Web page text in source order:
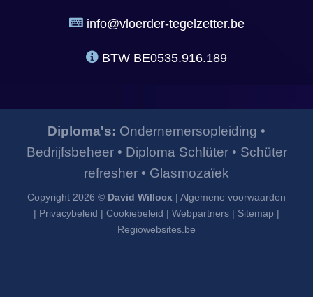
info@vloerder-tegelzetter.be
BTW BE0535.916.189
Diploma's: Ondernemersopleiding •
Bedrijfsbeheer• Diploma Schlüter• Schüter
refresher • Glasmozaïek
Copyright 2026 © David Willocx | Algemene voorwaarden
| Privacybeleid | Cookiebeleid | Webpartners | Sitemap |
Regiowebsites.be